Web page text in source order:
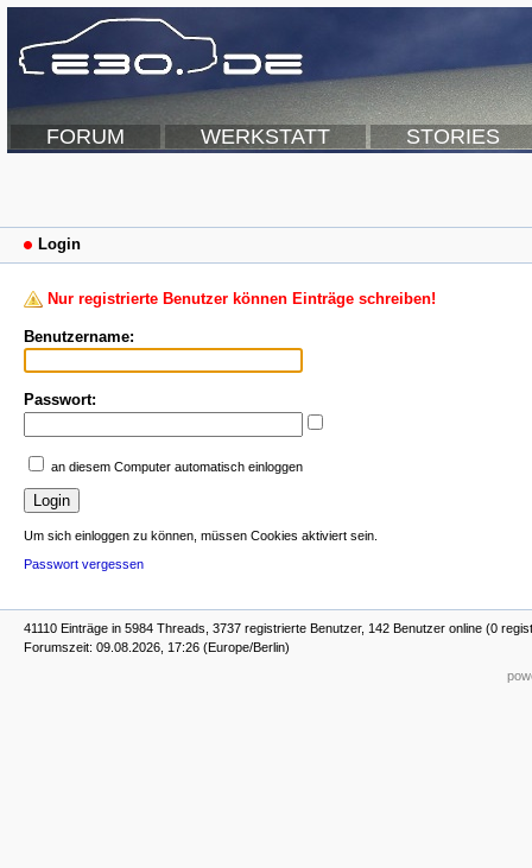
FORUM WERKSTATT STORIES
Login
Nur registrierte Benutzer können Einträge schreiben!
Benutzername:
Passwort:
an diesem Computer automatisch einloggen
Um sich einloggen zu können, müssen Cookies aktiviert sein.
Passwort vergessen
41110 Einträge in 5984 Threads, 3737 registrierte Benutzer, 142 Benutzer online (0
Forumszeit: 09.08.2026, 17:26 (Europe/Berlin)